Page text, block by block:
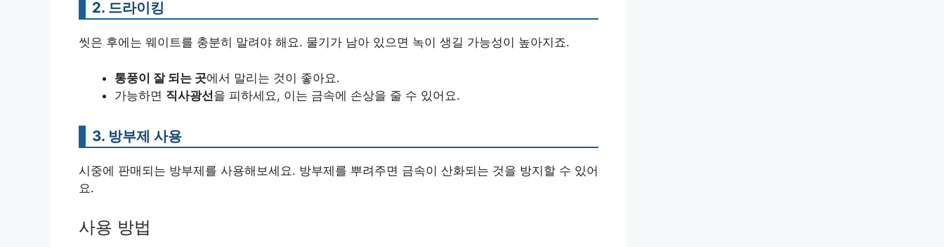
2. 드라이킹
씻은 후에는 웨이트를 충분히 말려야 해요. 물기가 남아 있으면 녹이 생길 가능성이 높아지죠.
통풍이 잘 되는 곳에서 말리는 것이 좋아요.
가능하면 직사광선을 피하세요, 이는 금속에 손상을 줄 수 있어요.
3. 방부제 사용
시중에 판매되는 방부제를 사용해보세요. 방부제를 뿌려주면 금속이 산화되는 것을 방지할 수 있어
요.
사용 방법